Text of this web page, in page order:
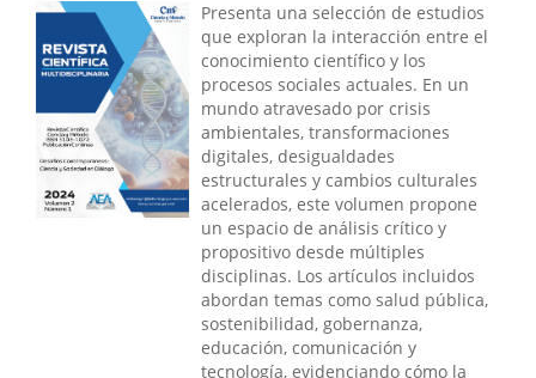
Presenta una selección de estudios
que exploran la interacción entre el
conocimiento científico y los
procesos sociales actuales. En un
mundo atravesado por crisis
ambientales, transformaciones
digitales, desigualdades
estructurales y cambios culturales
acelerados, este volumen propone
un espacio de análisis crítico y
propositivo desde múltiples
disciplinas. Los artículos incluidos
abordan temas como salud pública,
sostenibilidad, gobernanza,
educación, comunicación y
tecnología, evidenciando cómo la